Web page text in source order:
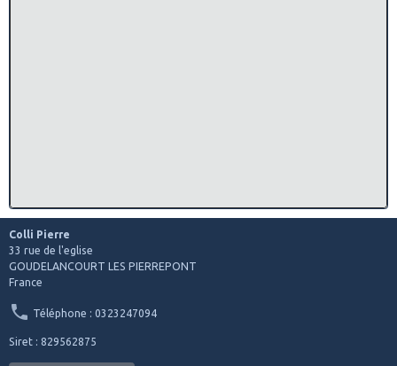
Colli Pierre
33 rue de l'eglise
GOUDELANCOURT LES PIERREPONT
France
Téléphone : 0323247094
Siret : 829562875